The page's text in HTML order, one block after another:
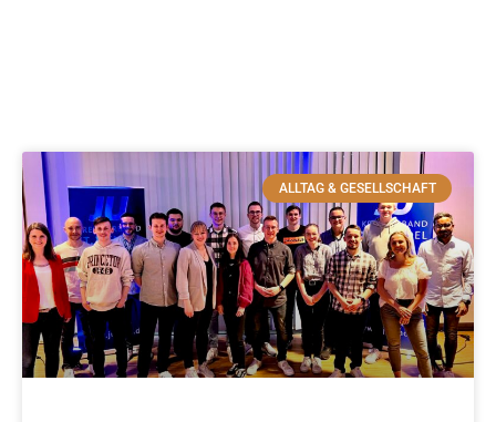
ALLTAG & GESELLSCHAFT